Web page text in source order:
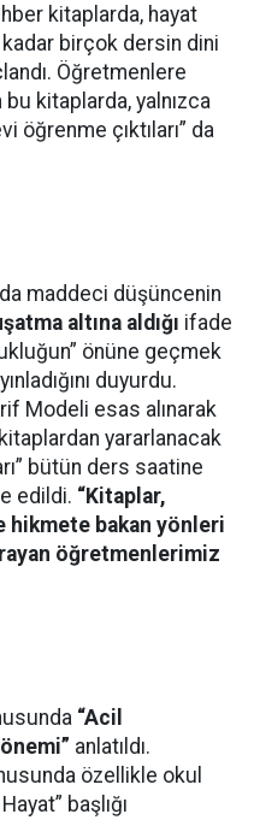
kitaplarda, hayat
birçok dersin dini
Öğretmenlere
kitaplarda, yalnızca
öğrenme çıktıları” da
maddeci düşüncenin
altına aldığı ifade
önüne geçmek
duyurdu.
Modeli esas alınarak
yararlanacak
bütün ders saatine
edildi. “Kitaplar,
hikmete bakan yönleri
öğretmenlerimiz
“Acil
anlatıldı.
özellikle okul
başlığı